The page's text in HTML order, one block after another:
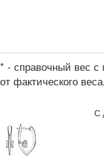
* - справочный вес
от фактического
С